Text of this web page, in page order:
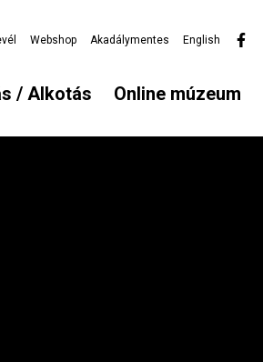
menu
Webshop Akadálymentes English
/ Alkotás Online múzeum